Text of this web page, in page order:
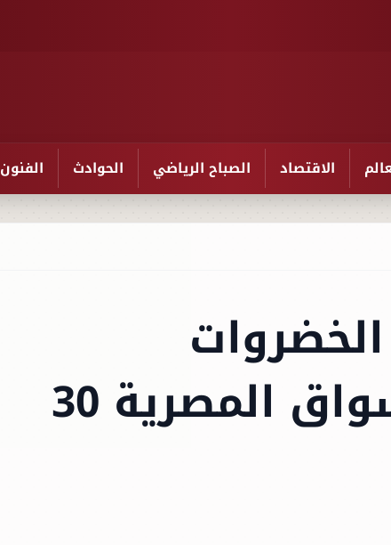
الاقتصاد الصباح الرياضي الحوادث الفنون
والفاكهة في الأسواق المصرية 30